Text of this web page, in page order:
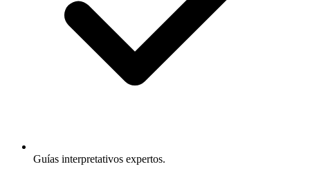
Guías interpretativos expertos.